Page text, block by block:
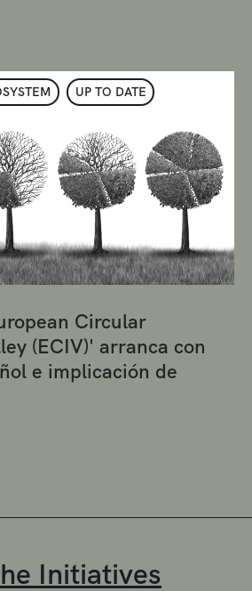
UP TO DATE
Circular
(ECIV)' arranca con
e implicación de
Initiatives